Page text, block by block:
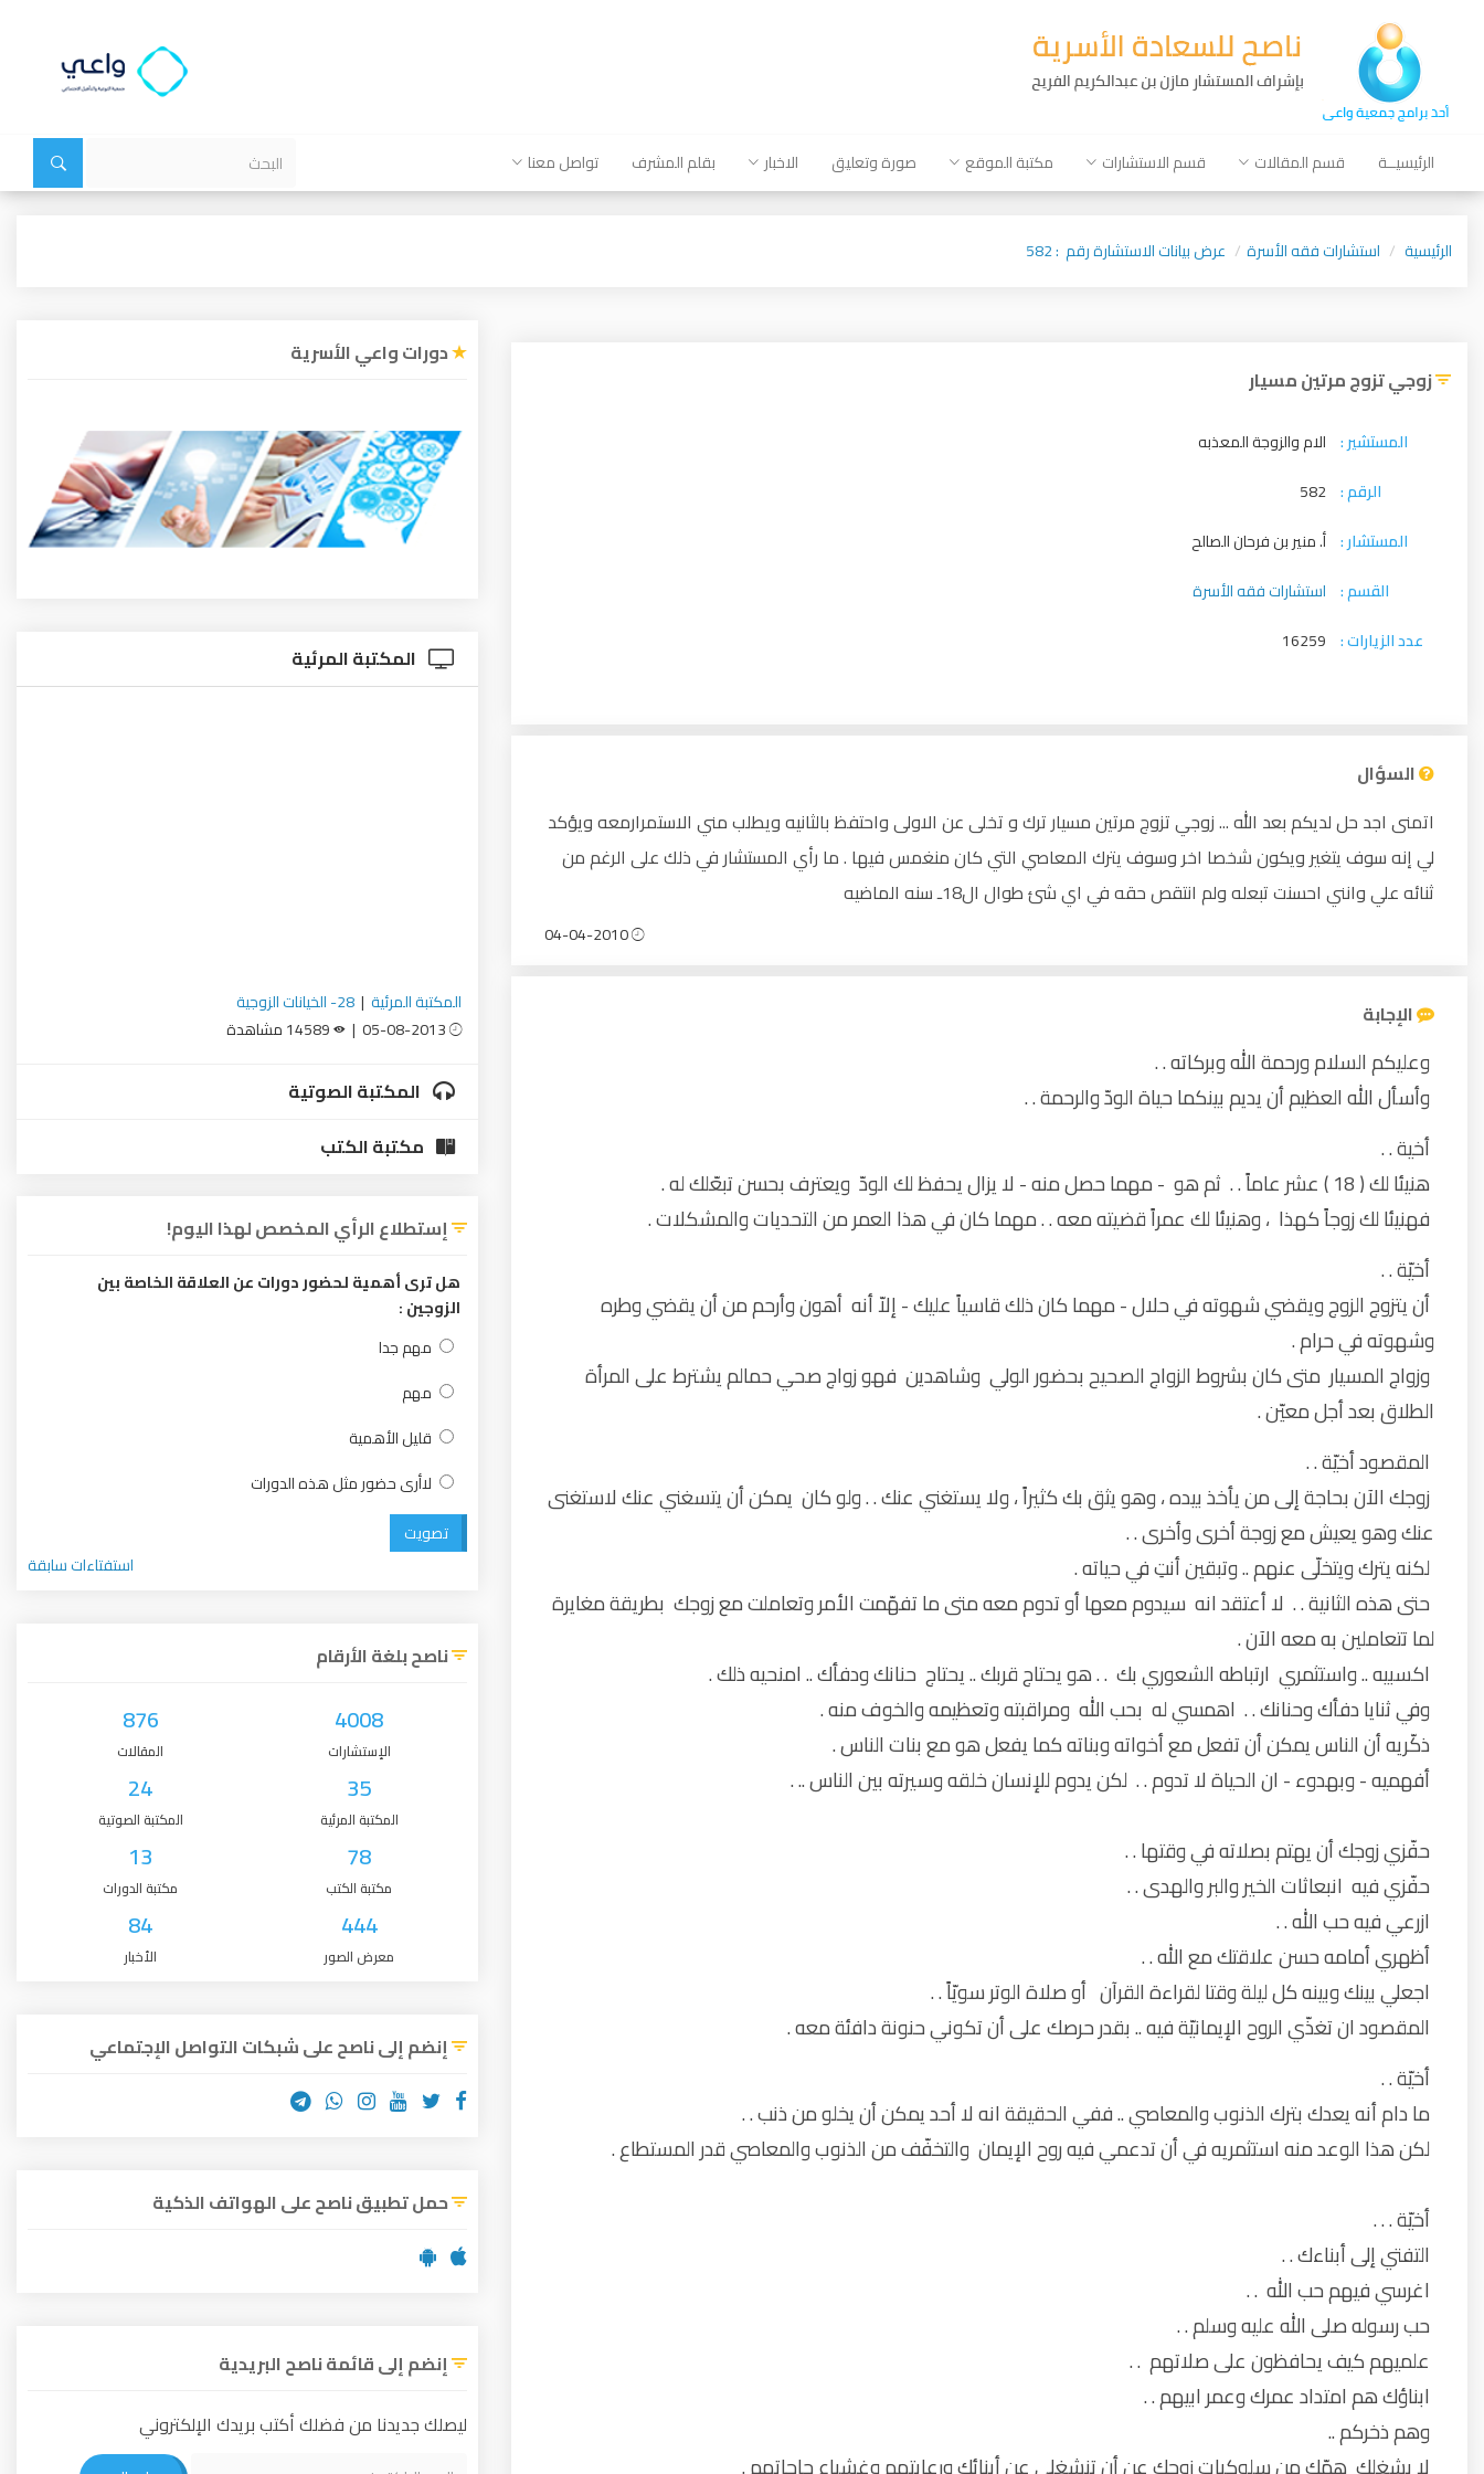
الرئيسيــة قسم المقالات قسم الاستشارات مكتبة الموقع صورة وتعليق الاخبار بقلم المشرف تواصل معنا
الرئيسية استشارات فقه الأسرة عرض بيانات الاستشارة رقم : 582
زوجي تزوج مرتين مسيار
المستشير : الام والزوجة المعذبه
الرقم : 582
المستشار : أ. منير بن فرحان الصالح
القسم : استشارات فقه الأسرة
عدد الزيارات : 16259
السؤال
اتمنى اجد حل لديكم بعد الله ... زوجي تزوج مرتين مسيار ترك و تخلى عن الاولى واحتفظ بالثانيه ويطلب مني الاستمرارمعه ويؤكد
لي إنه سوف يتغير ويكون شخصا اخر وسوف يترك المعاصي التي كان منغمس فيها . ما رأي المستشار في ذلك على الرغم من
ثنائه علي وانني احسنت تبعله ولم انتقص حقه في اي شئ طوال ال18ـ سنه الماضيه
الإجابة
وعليكم السلام ورحمة الله وبركاته . .
وأسأل الله العظيم أن يديم بينكما حياة الودّ والرحمة . .
أخية . .
هنيئا لك ( 18 ) عشر عاماً . . ثم هو - مهما حصل منه - لا يزال يحفظ لك الودّ ويعترف بحسن تبعّلك له .
فهنيئا لك زوجاً كهذا ، وهنيئا لك عمراً قضيته معه . . مهما كان في هذا العمر من التحديات والمشكلات .
أخيّة . .
أن يتزوج الزوج ويقضي شهوته في حلال - مهما كان ذلك قاسياً عليك - إلاّ أنه أهون وأرحم من أن يقضي وطره
وشهوته في حرام .
وزواج المسيار متى كان بشروط الزواج الصحيح بحضور الولي وشاهدين فهو زواج صحي حمالم يشترط على المرأة
الطلاق بعد أجل معيّن .
المقصود أخيّة . .
زوجك الآن بحاجة إلى من يأخذ بيده ، وهو يثق بك كثيراً ، ولا يستغني عنك . . ولو كان يمكن أن يتسغني عنك لاستغنى
عنك وهو يعيش مع زوجة أخرى وأخرى . .
لكنه يترك ويتخلّى عنهم .. وتبقين أنتِ في حياته .
حتى هذه الثانية . . لا أعتقد انه سيدوم معها أو تدوم معه متى ما تفهّمت الأمر وتعاملت مع زوجك بطريقة مغايرة
لما تتعاملين به معه الآن .
اكسبيه .. واستثمري ارتباطه الشعوري بك . . هو يحتاج قربك .. يحتاج حنانك ودفأك .. امنحيه ذلك .
وفي ثنايا دفأك وحنانك . . اهمسي له بحب الله ومراقبته وتعظيمه والخوف منه .
ذكّريه أن الناس يمكن أن تفعل مع أخواته وبناته كما يفعل هو مع بنات الناس .
أفهميه - وبهدوء - ان الحياة لا تدوم . . لكن يدوم للإنسان خلقه وسيرته بين الناس .. .
حفّزي زوجك أن يهتم بصلاته في وقتها . .
حفّزي فيه انبعاثات الخير والبر والهدى . .
ازرعي فيه حب الله . .
أظهري أمامه حسن علاقتك مع الله . .
اجعلي بينك وبينه كل ليلة وقتا لقراءة القرآن أو صلاة الوتر سويّاً . .
المقصود ان تغذّي الروح الإيمانيّة فيه .. بقدر حرصك على أن تكوني حنونة دافئة معه .
أخيّة . .
ما دام أنه يعدك بترك الذنوب والمعاصي .. ففي الحقيقة انه لا أحد يمكن أن يخلو من ذنب . .
لكن هذا الوعد منه استثمريه في أن تدعمي فيه روح الإيمان والتخفّف من الذنوب والمعاصي قدر المستطاع .
أخيّة . . .
التفتي إلى أبناءك . .
اغرسي فيهم حب الله . .
حب رسوله صلى الله عليه وسلم . .
علميهم كيف يحافظون على صلاتهم . .
ابناؤك هم امتداد عمرك وعمر ابيهم . .
وهم ذخركم ..
دورات واعي الأسرية
المكتبة المرئية
المكتبة المرئية | 28- الخيانات الزوجية
المكتبة الصوتية
مكتبة الكتب
إستطلاع الرأي المخصص لهذا اليوم!
هل ترى أهمية لحضور دورات عن العلاقة الخاصة بين
الزوجين :
مهم جدا
مهم
قليل الأهمية
لاأرى حضور مثل هذه الدورات
تصويت
استفتاءات سابقة
ناصح بلغة الأرقام
4008
الإستشارات
876
المقالات
35
المكتبة المرئية
24
المكتبة الصوتية
78
مكتبة الكتب
13
مكتبة الدورات
444
معرض الصور
84
الأخبار
إنضم إلى ناصح على شبكات التواصل الإجتماعي
حمل تطبيق ناصح على الهواتف الذكية
إنضم إلى قائمة ناصح البريدية
ليصلك جديدنا من فضلك أكتب بريدك الإلكتروني